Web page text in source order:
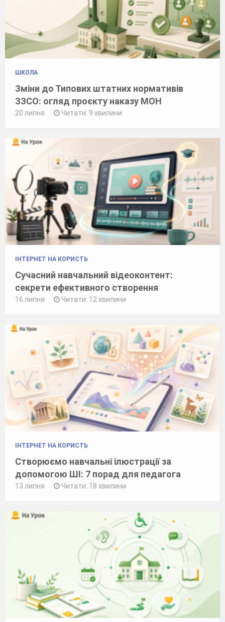
ШКОЛА
Зміни до Типових штатних нормативів
ЗЗСО: огляд проєкту наказу МОН
20 липня Читати: 9 хвилини
ІНТЕРНЕТ НА КОРИСТЬ
Сучасний навчальний відеоконтент:
секрети ефективного створення
16 липня Читати: 12 хвилини
ІНТЕРНЕТ НА КОРИСТЬ
Створюємо навчальні ілюстрації за
допомогою ШІ: 7 порад для педагога
13 липня Читати: 18 хвилини